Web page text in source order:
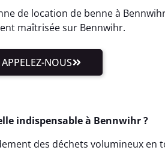
de location de benne à
maîtrisée sur Bennwihr.
APPELEZ-NOUS
indispensable à Bennwihr ?
des déchets volumineux en